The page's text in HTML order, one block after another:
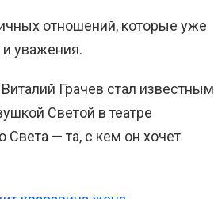
отношений, которые уже
уважения.
Грачев стал известным
Светой в театре
Света — та, с кем он хочет